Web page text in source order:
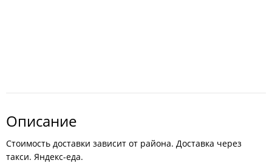
Описание
Стоимость доставки зависит от района. Доставка через
такси. Яндекс-еда.